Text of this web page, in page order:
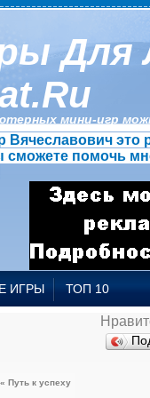
Для
мини-игр
это
сможете помочь
ИГРЫ ТОП 10
« Путь к успеху